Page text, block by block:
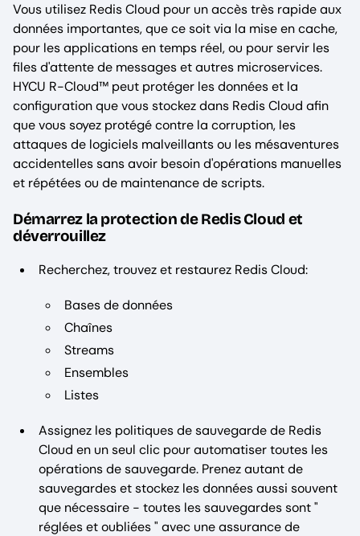
Vous utilisez Redis Cloud pour un accès très rapide aux
données importantes, que ce soit via la mise en cache,
pour les applications en temps réel, ou pour servir les
files d'attente de messages et autres microservices.
HYCU R-Cloud™ peut protéger les données et la
configuration que vous stockez dans Redis Cloud afin
que vous soyez protégé contre la corruption, les
attaques de logiciels malveillants ou les mésaventures
accidentelles sans avoir besoin d'opérations manuelles
et répétées ou de maintenance de scripts.
Démarrez la protection de Redis Cloud et
déverrouillez
Recherchez, trouvez et restaurez Redis Cloud:
Bases de données
Chaînes
Streams
Ensembles
Listes
Assignez les politiques de sauvegarde de Redis
Cloud en un seul clic pour automatiser toutes les
opérations de sauvegarde. Prenez autant de
sauvegardes et stockez les données aussi souvent
que nécessaire - toutes les sauvegardes sont "
réglées et oubliées " avec une assurance de